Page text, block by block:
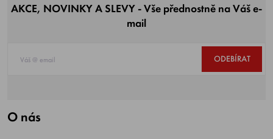
AKCE, NOVINKY A SLEVY - Vše přednostně na Váš e-
mail
ODEBÍRAT
O nás